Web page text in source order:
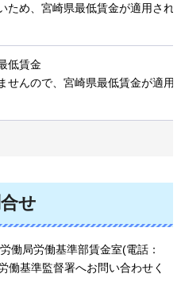
ため、宮崎県最低賃金が適用され
低賃金
せんので、宮崎県最低賃金が適用
せ
働局労働基準部賃金室(電話：
基準監督署へお問い合わせく